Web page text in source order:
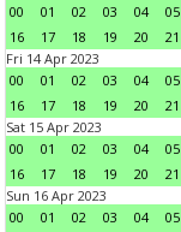
00
01 02 03 04 05
16
17 18 19 20 21
Fri 14 Apr 2023
00
01 02 03 04 05
16
17 18 19 20 21
Sat 15 Apr 2023
00
01 02 03 04 05
16
17 18 19 20 21
Sun 16 Apr 2023
00
01 02 03 04 05